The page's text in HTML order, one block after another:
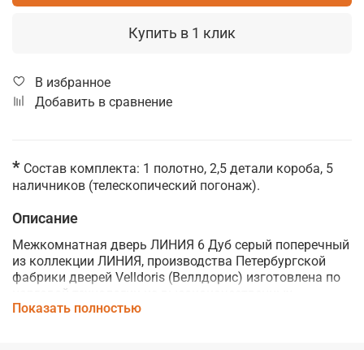
Купить в 1 клик
В избранное
Добавить в сравнение
* Состав комплекта: 1 полотно, 2,5 детали короба, 5
наличников (телескопический погонаж).
Описание
Межкомнатная дверь ЛИНИЯ 6 Дуб серый поперечный
из коллекции ЛИНИЯ, производства Петербургской
фабрики дверей Velldoris (Веллдорис) изготовлена по
царговой технологии из высококачественных,
современных материалов.
Показать полностью